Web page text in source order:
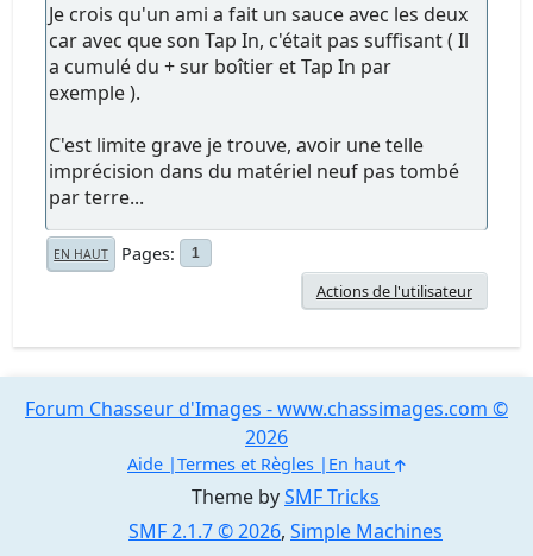
Je crois qu'un ami a fait un sauce avec les deux
car avec que son Tap In, c'était pas suffisant ( Il
a cumulé du + sur boîtier et Tap In par
exemple ).
C'est limite grave je trouve, avoir une telle
imprécision dans du matériel neuf pas tombé
par terre...
EN HAUT Pages 1
Actions de l'utilisateur
Theme bySMF Tricks
SMF 2.1.7 © 2026, Simple Machines
Forum Chasseur d'Images - www.chassimages.com ©
2026
Aide Termes et Règles En haut